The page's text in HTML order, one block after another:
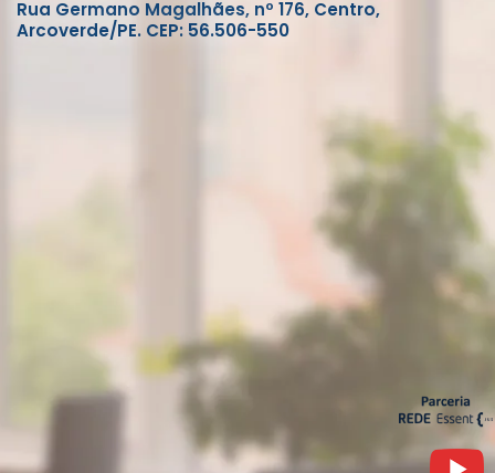
Rua Germano Magalhães, nº 176, Centro,
Arcoverde/PE. CEP: 56.506-550